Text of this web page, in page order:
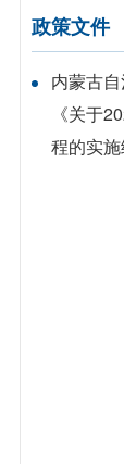
政策文件
内蒙古
《关于
程的实